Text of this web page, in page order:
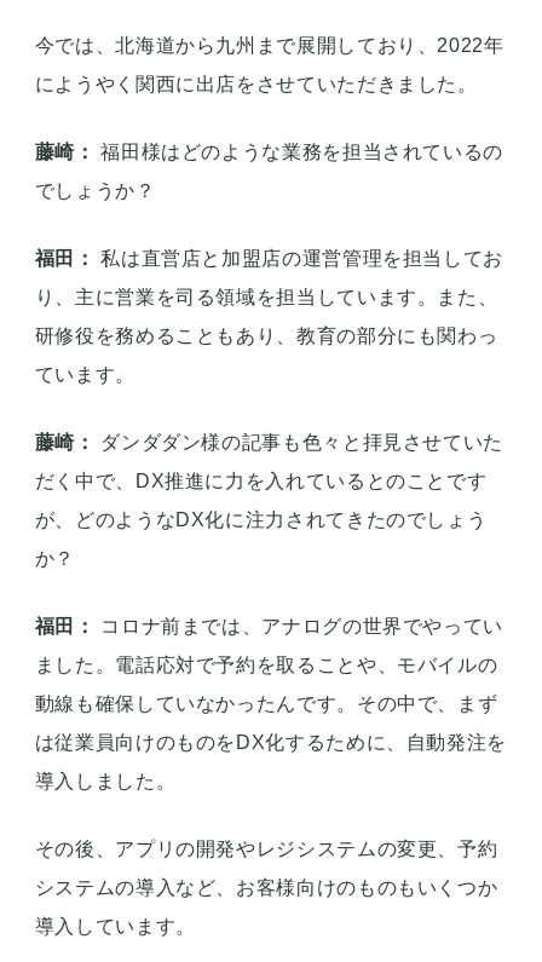
今では、北海道から九州まで展開しており、2022年
にようやく関西に出店をさせていただきました。
藤崎：
福田様はどのような業務を担当されているの
でしょうか？
福田：
私は直営店と加盟店の運営管理を担当してお
り、主に営業を司る領域を担当しています。また、
研修役を務めることもあり、教育の部分にも関わっ
ています。
藤崎：
ダンダダン様の記事も色々と拝見させていた
だく中で、DX推進に力を入れているとのことです
が、どのようなDX化に注力されてきたのでしょう
か？
福田：
コロナ前までは、アナログの世界でやってい
ました。電話応対で予約を取ることや、モバイルの
動線も確保していなかったんです。その中で、まず
は従業員向けのものをDX化するために、自動発注を
導入しました。
その後、アプリの開発やレジシステムの変更、予約
システムの導入など、お客様向けのものもいくつか
導入しています。